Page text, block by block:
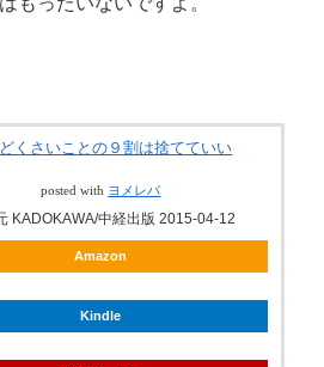
くさいことの９割は捨てていい
posted with ヨメレバ
KADOKAWA/中経出版 2015-04-12
Amazon
Kindle